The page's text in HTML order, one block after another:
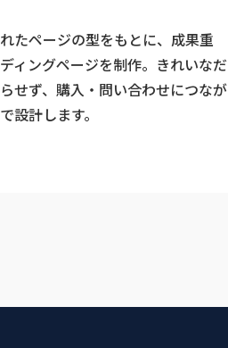
たページの型をもとに、成果重
ィングページを制作。きれいなだ
せず、購入・問い合わせにつなが
設計します。